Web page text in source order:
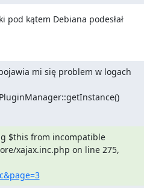
pod kątem Debiana podesłał
mi się problem w logach
$this from incompatible
xajax.inc.php on line 275,